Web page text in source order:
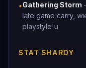
•Gathering Storm
late game carry,
playstyle'u
STAT SHARDY